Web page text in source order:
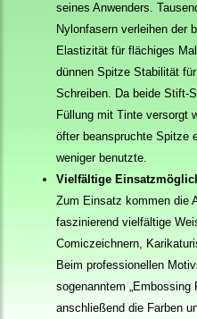
seines Anwenders.
Nylonfasern verleihen der
Elastizität für flächiges
dünnen Spitze Stabilität
Schreiben. Da beide Stift-
Füllung mit Tinte versorgt
öfter beanspruchte Spitze
weniger benutzte.
Vielfältige
Zum Einsatz kommen die
faszinierend vielfältige
Comiczeichnern,
Beim professionellen
sogenanntem „Embossing
anschließend die Farben